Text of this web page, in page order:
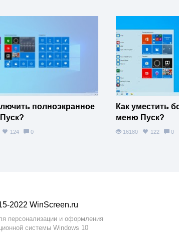
полноэкранное
124 0
Как уместить
меню Пуск?
16180 122 0
2022 WinScreen.ru
персонализации и оформления
системы Windows 10